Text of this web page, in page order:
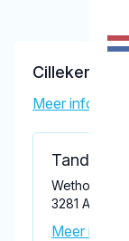
Cillekens-
Meer
Wethouder
3281 AN
Meer